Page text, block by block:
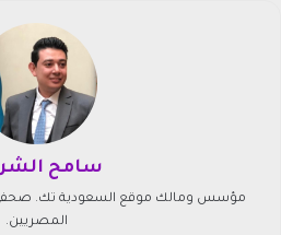
سامح
مؤسس ومالك موقع السعودية تك. صحفي
المصريين.